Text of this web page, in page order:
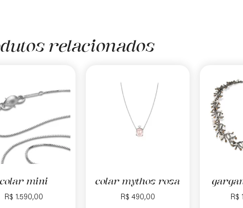
relacionados
colar mini
R$ 1.590,00
colar mythos rosa
R$ 490,00
R$